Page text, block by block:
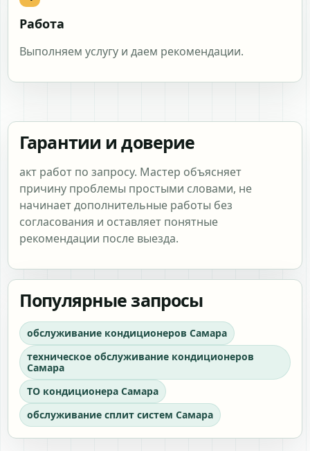
Работа
Выполняем услугу и даем рекомендации.
Гарантии и доверие
акт работ по запросу. Мастер объясняет
причину проблемы простыми словами, не
начинает дополнительные работы без
согласования и оставляет понятные
рекомендации после выезда.
Популярные запросы
обслуживание кондиционеров Самара
техническое обслуживание кондиционеров
Самара
ТО кондиционера Самара
обслуживание сплит систем Самара